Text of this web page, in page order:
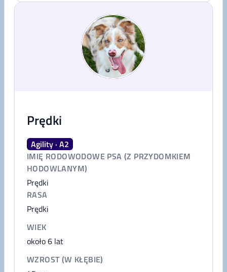
Prędki
Agility · A2
IMIĘ RODOWODOWE PSA (Z PRZYDOMKIEM
HODOWLANYM)
Prędki
RASA
Prędki
WIEK
około 6 lat
WZROST (W KŁĘBIE)